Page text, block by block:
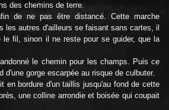
des chemins de terre.
de ne pas être distancé. Cette marche
les autres d'ailleurs se faisant sans cartes, il
le fil, sinon il ne reste pour se guider, que la
le chemin pour les champs. Puis ce
d'une gorge escarpée au risque de culbuter.
en bordure d'un taillis jusqu'au fond de cette
une colline arrondie et boisée qui coupait